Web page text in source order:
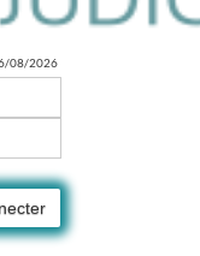
08/2026